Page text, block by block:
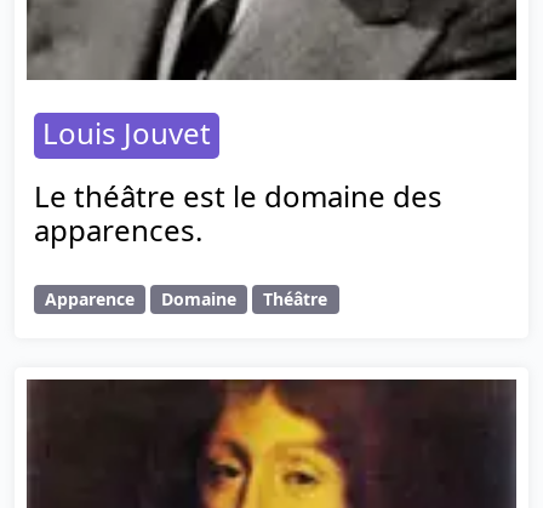
Louis Jouvet
Le théâtre est le domaine des
apparences.
Apparence Domaine Théâtre